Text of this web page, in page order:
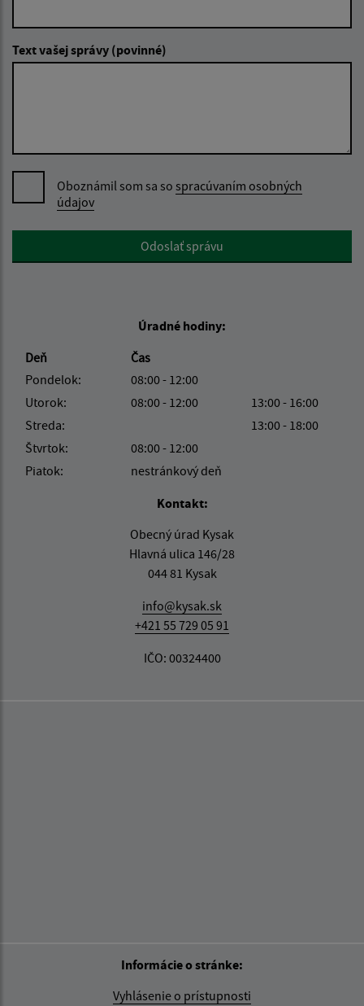
Text vašej správy (povinné)
Oboznámil som sa so spracúvaním osobných
údajov
Google reCaptcha ResponseOdoslať správu
Úradné hodiny:
Deň
Čas
Pondelok:
08:00 - 12:00
Utorok:
08:00 - 12:00
13:00 - 16:00
Streda:
13:00 - 18:00
Štvrtok:
08:00 - 12:00
Piatok:
nestránkový deň
Kontakt:
Obecný úrad Kysak
Hlavná ulica 146/28
044 81 Kysak
info@kysak.sk
+421 55 729 05 91
IČO: 00324400
Informácie o stránke:
Vyhlásenie o prístupnosti